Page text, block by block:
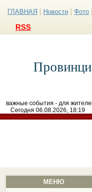
ГЛАВНАЯ Новости Фото
RSS
важные события - для
Сегодня 06.08.2026, 18:19
МЕНЮ